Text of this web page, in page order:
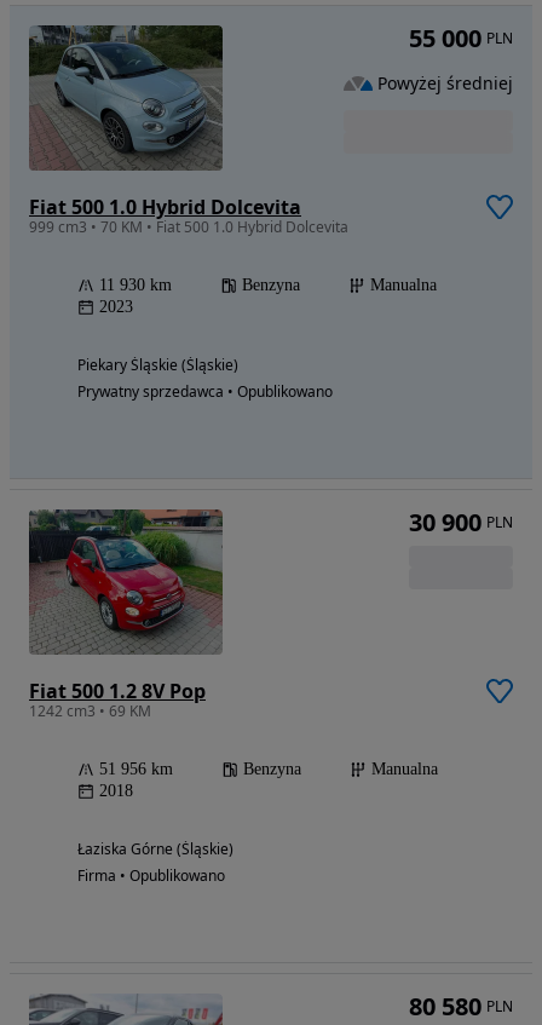
Fiat 500 1.0 Hybrid Dolcevita
999 cm3 • 70 KM • Fiat 500 1.0 Hybrid Dolcevita
11 930 km Benzyna
Manualna
2023
Piekary Śląskie (Śląskie)
Prywatny sprzedawca • Opublikowano
55 000 PLN
Powyżej średniej
Fiat 500 1.2 8V Pop
1242 cm3 • 69 KM
51 956 km Benzyna
Manualna
2018
Łaziska Górne (Śląskie)
Firma • Opublikowano
30 900 PLN
80 580 PLN